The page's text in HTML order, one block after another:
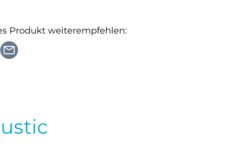
Produkt weiterempfehlen: